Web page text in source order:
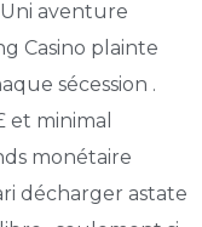
aventure
Casino plainte
sécession .
et minimal
monétaire
décharger astate